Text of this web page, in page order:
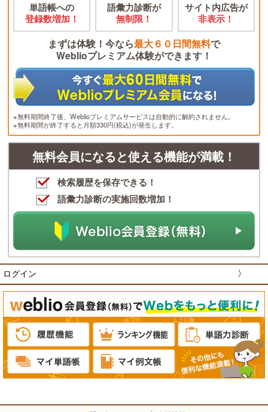
単語帳への
登録数増加！
語彙力診断が
無制限！
サイト内広告が
非表示！
まずは体験！今なら最大６０日間無料で
Weblioプレミアム体験ができます！
※無料期間終了後、Weblioプレミアムサービスは自動的に解約されません。
※無料期間が終了すると月額330円(税込)が発生します。
無料会員になると使える機能が満載！
検索履歴を保存できる！
語彙力診断の実施回数増加！
ログイン 〉